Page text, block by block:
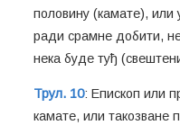
половину (камате),
ради срамне добити,
нека буде туђ
Трул. 10: Епископ или
камате, или такозване